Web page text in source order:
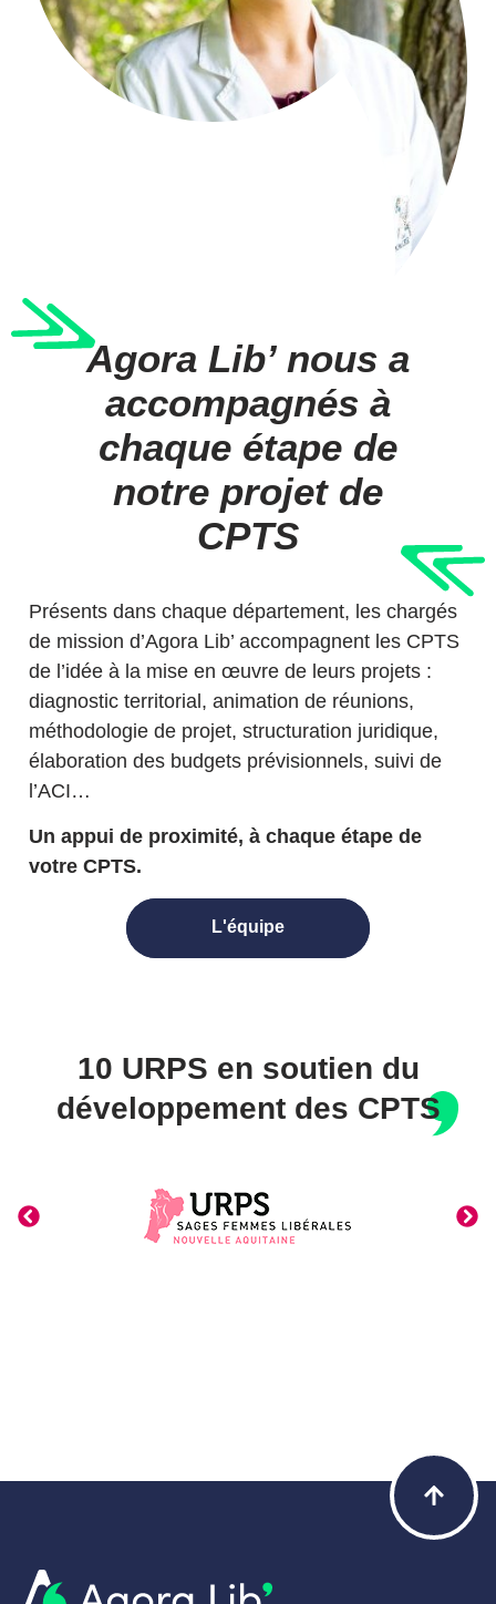
Agora Lib’ nous a
accompagnés à
chaque étape de
notre projet de
CPTS
Présents dans chaque département, les chargés
de mission d’Agora Lib’ accompagnent les CPTS
de l’idée à la mise en œuvre de leurs projets :
diagnostic territorial, animation de réunions,
méthodologie de projet, structuration juridique,
élaboration des budgets prévisionnels, suivi de
l’ACI…
Un appui de proximité, à chaque étape de
votre CPTS.
L'équipe
10 URPS en soutien du
développement des CPTS